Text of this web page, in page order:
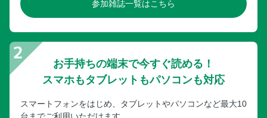
参加雑誌一覧はこちら
お手持ちの端末で今すぐ読める！
スマホもタブレットもパソコンも対応
スマートフォンをはじめ、タブレットやパソコンなど最大10
台までご利用いただけます。